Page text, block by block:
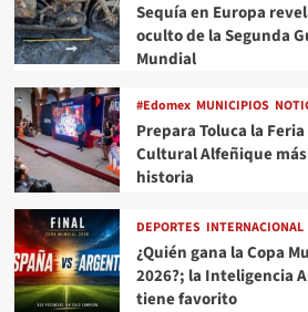
Sequía en Europa
oculto de la Segunda
Mundial
#Edomex MUNICIPIOS
Prepara Toluca la
Cultural Alfeñique
historia
DEPORTES INTERNACIONAL
¿Quién gana la Copa
2026?; la Inteligencia
tiene favorito